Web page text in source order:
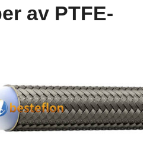
av PTFE-